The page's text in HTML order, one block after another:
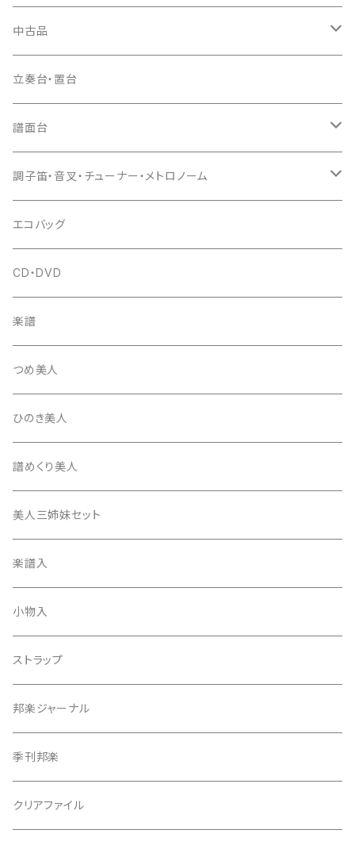
爪入
爪駒入
猫足入
爪ばさみ
箏柱
柱入
平柱入
三角柱入
琴台
13絃用琴台（低）
13絃用琴台（高）
桐柱箱
消音フェルト
胴掛
根緒
糸
(丸三) 寿糸
はつね糸
駒
地唄駒
長唄駒
糸駒入
爪駒入
撥入
一丁撥入
三角撥入（ファスナー式）
撥
長唄・民謡撥
地唄撥
撥さや
撥滑り止めゴム
ひざゴム・胴ゴム・おひざもと
天神袋
天神巾着
指すり
つぼシール
撥皮・撥皮のり
胴板
つゆ切り
お祭り用７穴
太鼓撥
手拍子（チャンチャン）
当り鉦
シュモク（当り鉦バチ）
中古品
箏（本体）
三味線（本体）
立奏台・置台
譜面台
座奏用譜面台
立奏用譜面台
調子笛・音叉・チューナー・メトロノーム
調子笛・音叉
チューナー・メトロノーム
エコバッグ
CD・DVD
楽譜
つめ美人
ひのき美人
譜めくり美人
美人三姉妹セット
楽譜入
小物入
ストラップ
邦楽ジャーナル
季刊邦楽
クリアファイル